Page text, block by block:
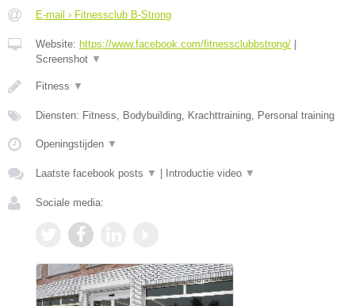
E-mail › Fitnessclub B-Strong
Website: https://www.facebook.com/fitnessclubbstrong/
Screenshot ▼
Fitness ▼
Diensten: Fitness, Bodybuilding, Krachttraining, Personal training
Openingstijden ▼
Laatste facebook posts ▼ Introductie video ▼
Sociale media: